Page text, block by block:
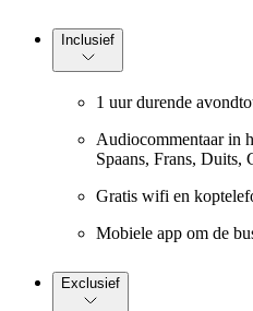
Inclusief
1 uur durende
Audiocommentaar in
Spaans, Frans, Duits,
Gratis wifi en
Mobiele app om de
Exclusief